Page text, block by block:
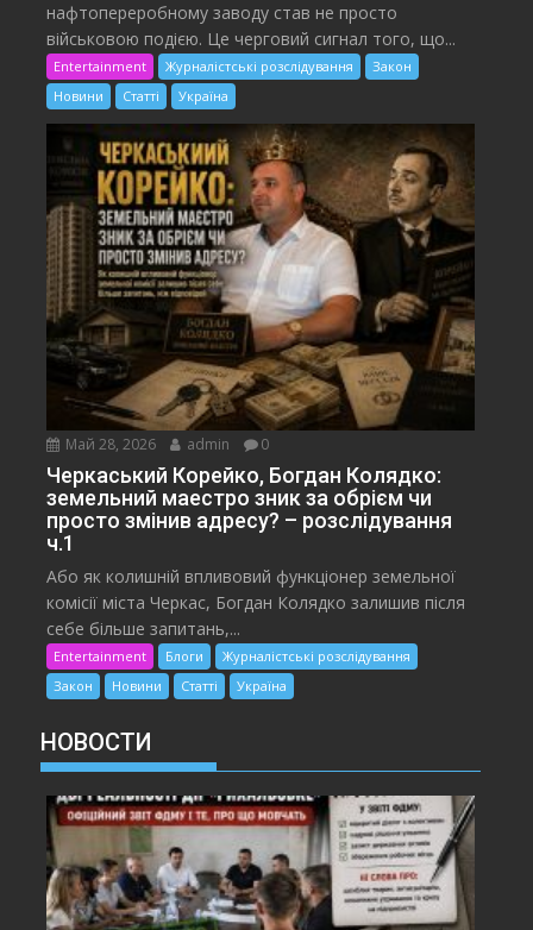
нафтопереробному заводу став не просто
військовою подією. Це черговий сигнал того, що...
Entertainment Журналістські розслідування
Закон
Новини
Статті Україна
Май 28, 2026 admin 0
Черкаський Корейко, Богдан Колядко:
земельний маестро зник за обрієм чи
просто змінив адресу? – розслідування
ч.1
Або як колишній впливовий функціонер земельної
комісії міста Черкас, Богдан Колядко залишив після
себе більше запитань,...
Entertainment Блоги
Журналістські розслідування
Закон
Новини Статті Україна
НОВОСТИ